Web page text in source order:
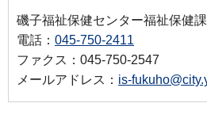
磯子福祉保健センター福祉保健課
電話： 045-750-2411
ファクス：045-750-2547
メールアドレス： is-